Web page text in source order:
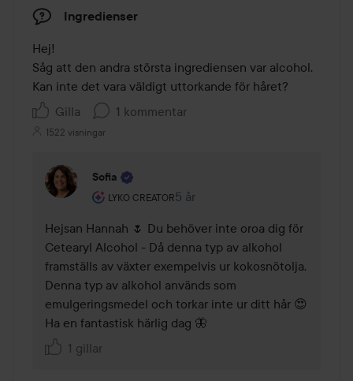
Ingredienser
Hej!
Såg att den andra största ingrediensen var alcohol.
Kan inte det vara väldigt uttorkande för håret?
Gilla
1 kommentar
1522 visningar
Sofia
LYKO CREATOR
Användarens roll: Lyko Creator.
5 år
Kommentaren lades 5 år
Hejsan Hannah 🌷 Du behöver inte oroa dig för
Cetearyl Alcohol - Då denna typ av alkohol
framställs av växter exempelvis ur kokosnötolja.
Denna typ av alkohol används som
emulgeringsmedel och torkar inte ur ditt hår 😍
Ha en fantastisk härlig dag 🦋
1 gillar